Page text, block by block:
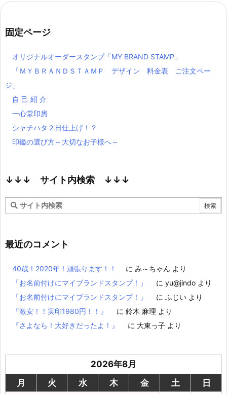
固定ページ
オリジナルオーダースタンプ「MY BRAND STAMP」
「ＭＹＢＲＡＮＤＳＴＡＭＰ デザイン 料金表 ご注文ペー
ジ」
自 己 紹 介
一心堂印房
シャチハタ２日仕上げ！？
印鑑の選び方～大切なお子様へ～
↓↓↓ サイト内検索 ↓↓↓
最近のコメント
40歳！2020年！頑張ります！！ に み～ちゃん より
「お名前付けにマイブランドスタンプ！」
に yu@jindo より
「お名前付けにマイブランドスタンプ！」
に ふじい より
『激安！！実印1980円！！』
に 鈴木 麻理 より
『さよなら！大好きだったよ！』
に 大東っ子 より
2026年8月
月
火 水 木 金 土 日